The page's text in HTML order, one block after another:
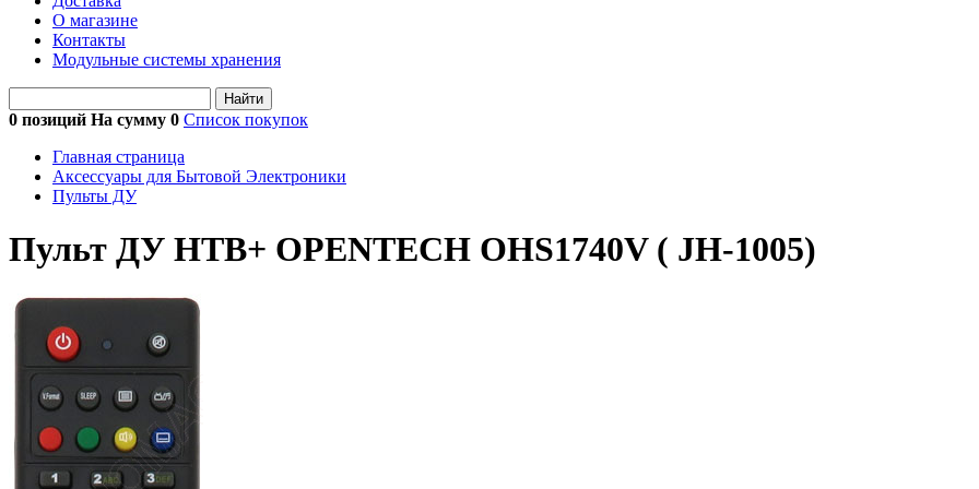
О магазине
Контакты
Модульные системы хранения
Найти
0 позиций На сумму 0 Список покупок
Главная страница
Аксессуары для Бытовой Электроники
Пульты ДУ
Пульт ДУ НТВ+ OPENTECH OHS1740V ( JH-1005)